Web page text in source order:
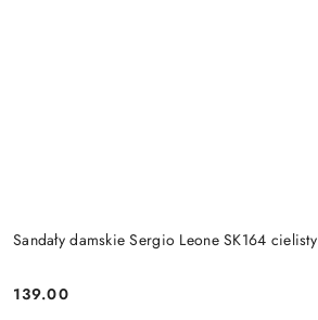
Sandały damskie Sergio Leone SK164 cielisty
Cena:
139.00